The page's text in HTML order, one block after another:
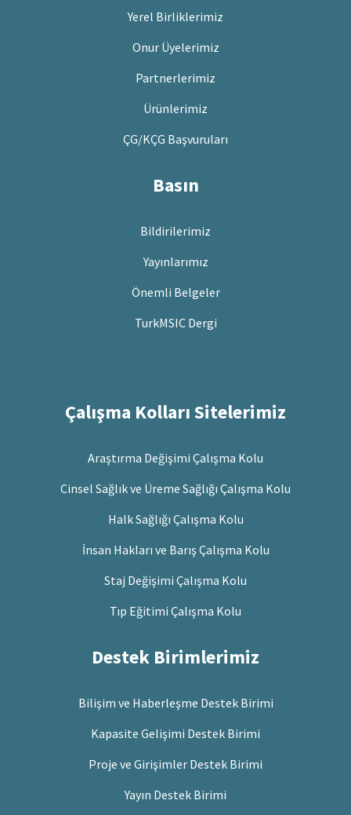
Yerel Birliklerimiz
Onur Üyelerimiz
Partnerlerimiz
Ürünlerimiz
ÇG/KÇG Başvuruları
Basın
Bildirilerimiz
Yayınlarımız
Önemli Belgeler
TurkMSIC Dergi
Çalışma Kolları Sitelerimiz
Araştırma Değişimi Çalışma Kolu
Cinsel Sağlık ve Üreme Sağlığı Çalışma Kolu
Halk Sağlığı Çalışma Kolu
İnsan Hakları ve Barış Çalışma Kolu
Staj Değişimi Çalışma Kolu
Tıp Eğitimi Çalışma Kolu
Destek Birimlerimiz
Bilişim ve Haberleşme Destek Birimi
Kapasite Gelişimi Destek Birimi
Proje ve Girişimler Destek Birimi
Yayın Destek Birimi